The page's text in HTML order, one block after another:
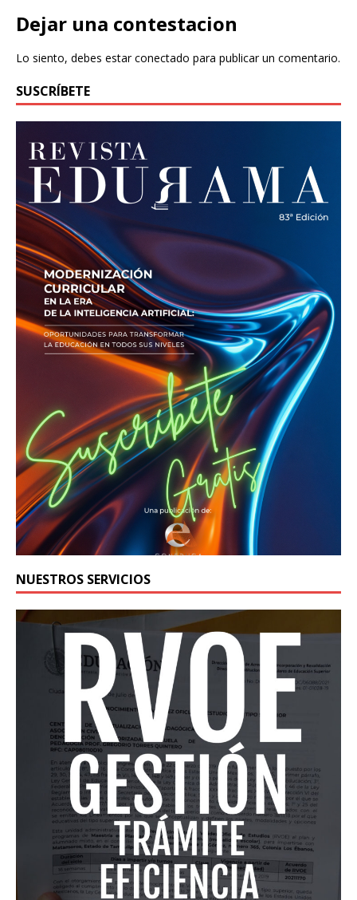
Dejar una contestacion
Lo siento, debes estarconectado para publicar un comentario.
SUSCRÍBETE
NUESTROS SERVICIOS